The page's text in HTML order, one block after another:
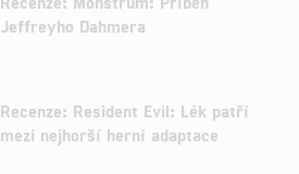
Jeffreyho Dahmera
Recenze: Resident Evil: Lék patří
mezi nejhorší herní adaptace